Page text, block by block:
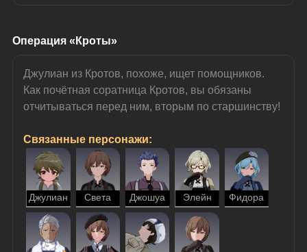
Операция «Кроты»
Джулиан из Кротов, похоже, ищет помощников.
Как почётная соратница Кротов, вы обязаны
отчитываться перед ним, вторым по старшинству!
Связанные персонажи:
Джулиан Света Джошуа Элейн Фидора